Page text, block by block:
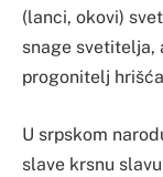
(lanci, okovi)
snage svetitelja,
progonitelj
U srpskom
slave krsnu